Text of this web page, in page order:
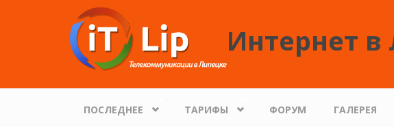
Перейти к основному содержанию
Интернет
ПОСЛЕДНЕЕ ТАРИФЫ ФОРУМ ГАЛЕРЕЯ